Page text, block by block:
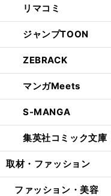
リマコミ
ジャンプTOON
ZEBRACK
マンガMeets
S-MANGA
集英社コミック文庫
取材・ファッション
ファッション・美容